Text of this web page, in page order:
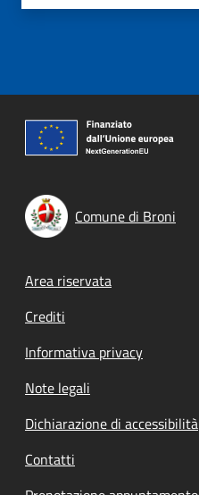
Comune di Broni
Footer menu
Area riservata
Crediti
Informativa privacy
Note legali
Dichiarazione di accessibilità
Contatti